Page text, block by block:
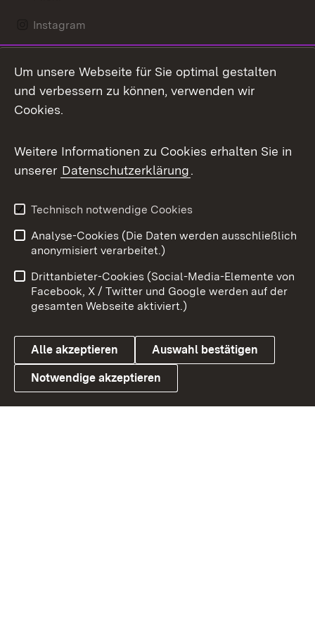
Instagram
Mastodon
Messenger
Social Wall
X / Twitter
Youtube
Link zum Landesportal
Benutzungshinweise
Barrierefreiheit
Datenschutz
Cookies
Um unsere Webseite für Sie optimal gestalten
und verbessern zu können, verwenden wir
Cookies.
Weitere Informationen zu Cookies erhalten Sie in
unserer Datenschutzerklärung.
Technisch notwendige Cookies
Analyse-Cookies (Die Daten werden ausschließlich
anonymisiert verarbeitet.)
Drittanbieter-Cookies (Social-Media-Elemente von
Facebook, X / Twitter und Google werden auf der
gesamten Webseite aktiviert.)
Alle akzeptieren Auswahl bestätigen
Notwendige akzeptieren